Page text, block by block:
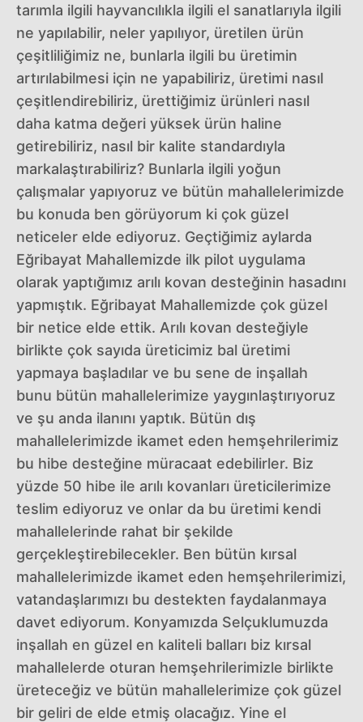
tarımla ilgili hayvancılıkla ilgili el sanatlarıyla ilgili
ne yapılabilir, neler yapılıyor, üretilen ürün
çeşitliliğimiz ne, bunlarla ilgili bu üretimin
artırılabilmesi için ne yapabiliriz, üretimi nasıl
çeşitlendirebiliriz, ürettiğimiz ürünleri nasıl
daha katma değeri yüksek ürün haline
getirebiliriz, nasıl bir kalite standardıyla
markalaştırabiliriz? Bunlarla ilgili yoğun
çalışmalar yapıyoruz ve bütün mahallelerimizde
bu konuda ben görüyorum ki çok güzel
neticeler elde ediyoruz. Geçtiğimiz aylarda
Eğribayat Mahallemizde ilk pilot uygulama
olarak yaptığımız arılı kovan desteğinin hasadını
yapmıştık. Eğribayat Mahallemizde çok güzel
bir netice elde ettik. Arılı kovan desteğiyle
birlikte çok sayıda üreticimiz bal üretimi
yapmaya başladılar ve bu sene de inşallah
bunu bütün mahallelerimize yaygınlaştırıyoruz
ve şu anda ilanını yaptık. Bütün dış
mahallelerimizde ikamet eden hemşehrilerimiz
bu hibe desteğine müracaat edebilirler. Biz
yüzde 50 hibe ile arılı kovanları üreticilerimize
teslim ediyoruz ve onlar da bu üretimi kendi
mahallelerinde rahat bir şekilde
gerçekleştirebilecekler. Ben bütün kırsal
mahallelerimizde ikamet eden hemşehrilerimizi,
vatandaşlarımızı bu destekten faydalanmaya
davet ediyorum. Konyamızda Selçuklumuzda
inşallah en güzel en kaliteli balları biz kırsal
mahallelerde oturan hemşehrilerimizle birlikte
üreteceğiz ve bütün mahallelerimize çok güzel
bir geliri de elde etmiş olacağız. Yine el